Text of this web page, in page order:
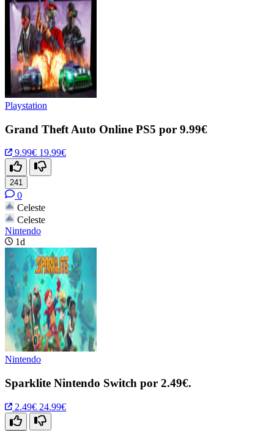
Playstation
Grand Theft Auto Online PS5 por 9.99€
9.99€ 19.99€
241
0
Celeste
Celeste
Nintendo
1d
Nintendo
Sparklite Nintendo Switch por 2.49€.
2.49€ 24.99€